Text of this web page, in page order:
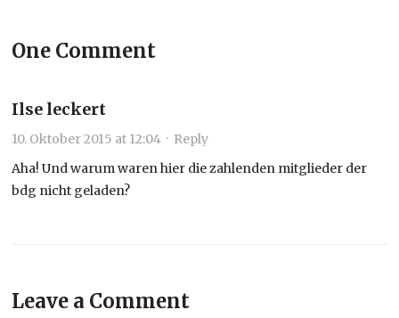
One Comment
Ilse leckert
10. Oktober 2015 at 12:04 · Reply
Aha! Und warum waren hier die zahlenden mitglieder der
bdg nicht geladen?
Leave a Comment